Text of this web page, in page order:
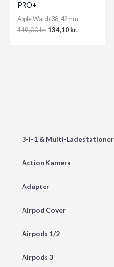
3-i-1 & Multi-Ladestationer
Action Kamera
Adapter
Airpod Cover
Airpods 1/2
Airpods 3
PRO+
Apple Watch 38-42mm
149,00kr. Original
134,10 kr.Current